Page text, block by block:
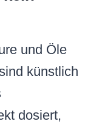
und Öle
künstlich
dosiert,